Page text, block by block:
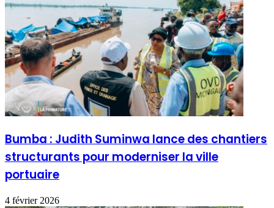
Bumba : Judith Suminwa lance des chantiers
structurants pour moderniser la ville
portuaire
4 février 2026